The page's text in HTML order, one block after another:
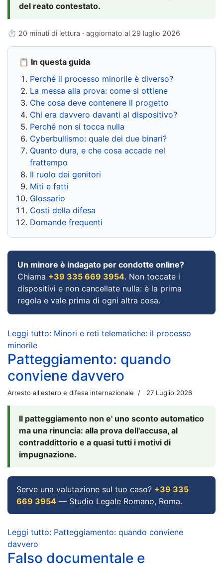
del reato contestato.
⏱ 20 minuti di lettura · aggiornato al 29 luglio 2026
📋 In questa guida
Perché il processo minorile è diverso?
La messa alla prova: come si ottiene
Che cosa deve contenere il progetto
Chi era davvero davanti al dispositivo?
Perché non si tocca nulla
Cyberbullismo: quale dei due binari?
Quanto dura, e che cosa accade nel
frattempo
Il ruolo dei genitori
Miti e fatti
Glossario
Costi della difesa
Domande frequenti
Un minore è indagato per condotte online?
Chiama +39 335 669 3954. Non toccate i
dispositivi e non cancellate nulla: è la prima
regola e vale prima di ogni altra cosa.
Leggi tutto: Minori e reti telematiche: il processo
minorile
Patteggiamento: quando
conviene davvero
Arresto all'estero e difesa internazionale 27 Luglio 2026
Il patteggiamento non e' uno sconto automatico
ma una rinuncia: alla prova dell'accusa, al
contraddittorio e a quasi tutti i motivi di
impugnazione.
Serve una valutazione sul tuo caso? +39 335
669 3954 — Studio Legale Romano, Roma.
Leggi tutto: Patteggiamento: quando conviene
davvero
Falso documentale e